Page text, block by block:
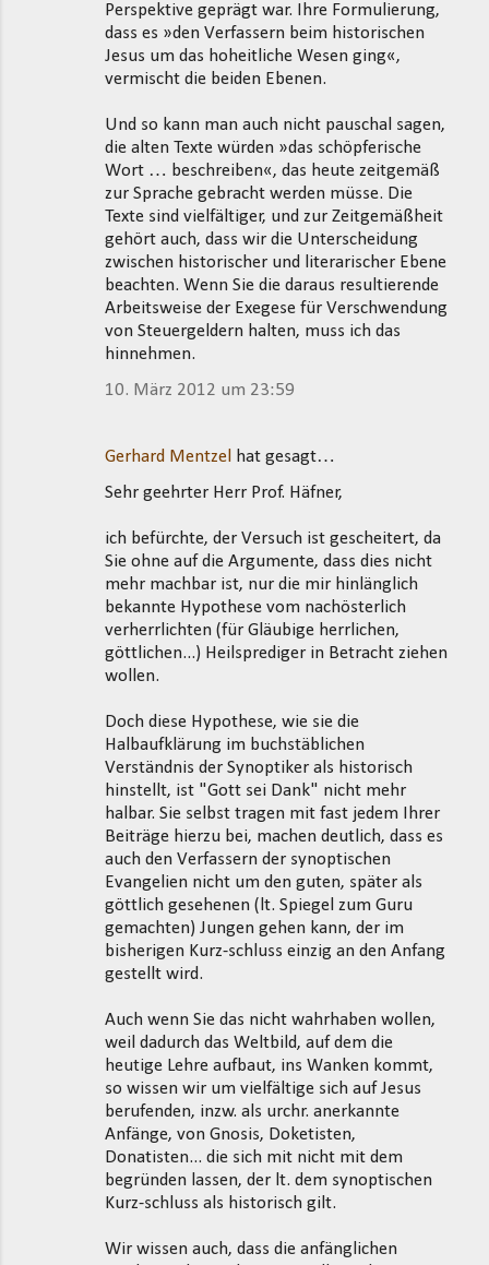
Perspektive geprägt war. Ihre Formulierung,
dass es »den Verfassern beim historischen
Jesus um das hoheitliche Wesen ging«,
vermischt die beiden Ebenen.
Und so kann man auch nicht pauschal sagen,
die alten Texte würden »das schöpferische
Wort … beschreiben«, das heute zeitgemäß
zur Sprache gebracht werden müsse. Die
Texte sind vielfältiger, und zur Zeitgemäßheit
gehört auch, dass wir die Unterscheidung
zwischen historischer und literarischer Ebene
beachten. Wenn Sie die daraus resultierende
Arbeitsweise der Exegese für Verschwendung
von Steuergeldern halten, muss ich das
hinnehmen.
10. März 2012 um 23:59
Gerhard Mentzel
hat gesagt…
Sehr geehrter Herr Prof. Häfner,
ich befürchte, der Versuch ist gescheitert, da
Sie ohne auf die Argumente, dass dies nicht
mehr machbar ist, nur die mir hinlänglich
bekannte Hypothese vom nachösterlich
verherrlichten (für Gläubige herrlichen,
göttlichen...) Heilsprediger in Betracht ziehen
wollen.
Doch diese Hypothese, wie sie die
Halbaufklärung im buchstäblichen
Verständnis der Synoptiker als historisch
hinstellt, ist "Gott sei Dank" nicht mehr
halbar. Sie selbst tragen mit fast jedem Ihrer
Beiträge hierzu bei, machen deutlich, dass es
auch den Verfassern der synoptischen
Evangelien nicht um den guten, später als
göttlich gesehenen (lt. Spiegel zum Guru
gemachten) Jungen gehen kann, der im
bisherigen Kurz-schluss einzig an den Anfang
gestellt wird.
Auch wenn Sie das nicht wahrhaben wollen,
weil dadurch das Weltbild, auf dem die
heutige Lehre aufbaut, ins Wanken kommt,
so wissen wir um vielfältige sich auf Jesus
berufenden, inzw. als urchr. anerkannte
Anfänge, von Gnosis, Doketisten,
Donatisten... die sich mit nicht mit dem
begründen lassen, der lt. dem synoptischen
Kurz-schluss als historisch gilt.
Wir wissen auch, dass die anfänglichen